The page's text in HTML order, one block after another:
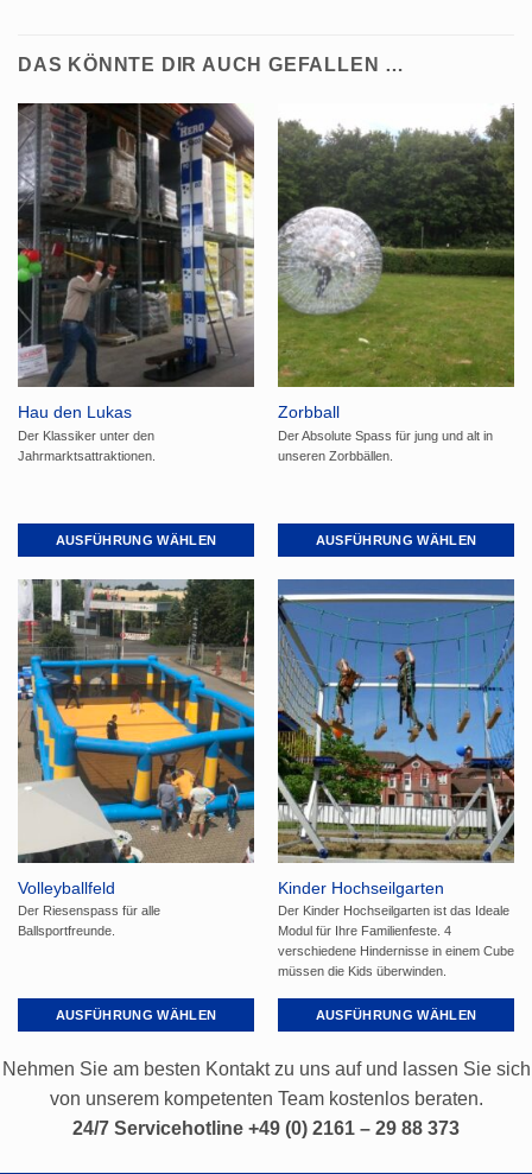
DAS KÖNNTE DIR AUCH GEFALLEN …
Hau den Lukas
Der Klassiker unter den
Jahrmarktsattraktionen.
AUSFÜHRUNG WÄHLEN
Produkt
weist
mehrere
Varianten
auf.
Die
Optionen
können
auf
Produktseite
gewählt
werden
Zorbball
Der Absolute Spass für jung und alt in
unseren Zorbbällen.
AUSFÜHRUNG WÄHLEN
Produkt
weist
mehrere
Varianten
auf.
Die
Optionen
können
auf
der
Produktseite
gewählt
werden
Volleyballfeld
Der Riesenspass für alle
Ballsportfreunde.
AUSFÜHRUNG WÄHLEN
Produkt
weist
mehrere
Kinder Hochseilgarten
Der Kinder Hochseilgarten ist das Ideale
Modul für Ihre Familienfeste. 4
verschiedene Hindernisse in einem Cube
müssen die Kids überwinden.
AUSFÜHRUNG WÄHLEN
Produkt
weist
mehrere
Varianten
Nehmen Sie am besten Kontakt zu uns auf und lassen Sie sich
von unserem kompetenten Team kostenlos beraten.
24/7 Servicehotline +49 (0) 2161 – 29 88 373